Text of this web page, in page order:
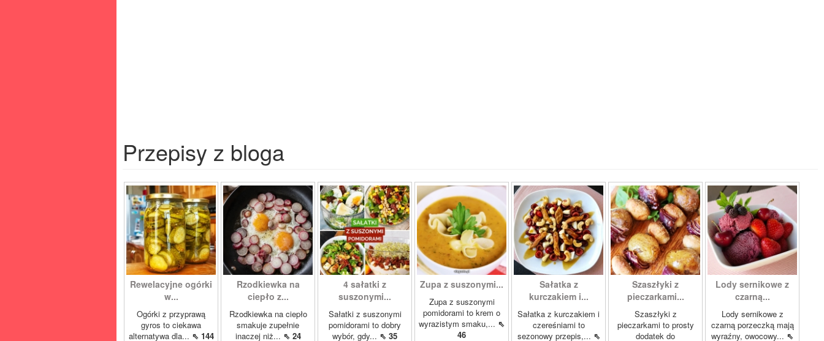
Przepisy z bloga
Rewelacyjne ogórki
w...
Ogórki z przyprawą
gyros to ciekawa
alternatywa dla... ⇖ 144
Rzodkiewka na
ciepło z...
Rzodkiewka na ciepło
smakuje zupełnie
inaczej niż... ⇖ 24
4 sałatki z
suszonymi...
Sałatki z suszonymi
pomidorami to dobry
wybór, gdy... ⇖ 35
Zupa z suszonymi...
Zupa z suszonymi
pomidorami to krem o
wyrazistym smaku,... ⇖
46
Sałatka z
kurczakiem i...
Sałatka z kurczakiem i
czereśniami to
sezonowy przepis,... ⇖
Szaszłyki z
pieczarkami...
Szaszłyki z
pieczarkami to prosty
dodatek do
Lody sernikowe z
czarną...
Lody sernikowe z
czarną porzeczką mają
wyraźny, owocowy... ⇖